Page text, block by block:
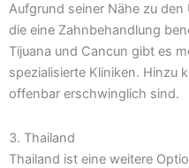
Aufgrund seiner Nähe zu
die eine Zahnbehandlung
Tijuana und Cancun gibt es
spezialisierte Kliniken. Hinzu
offenbar erschwinglich sind.
3. Thailand
Thailand ist eine weitere